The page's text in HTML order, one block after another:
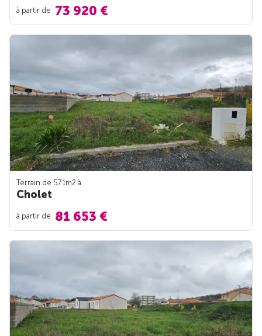
à partir de 73 920 €
Terrain de 571m2 à
Cholet
à partir de 81 653 €